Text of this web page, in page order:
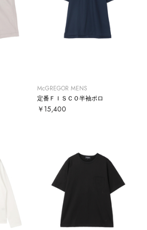
McGREGOR MENS
定番ＦＩＳＣＯ半袖ポロ
￥15,400